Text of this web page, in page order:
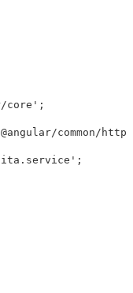
core ' ;
@angular/common/http
' ;